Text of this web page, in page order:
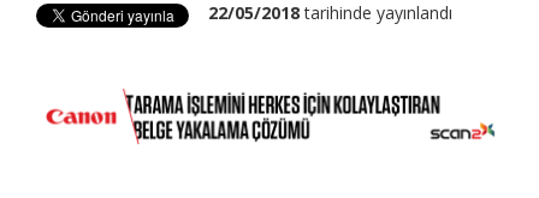
22/05/2018tarihinde yayınlandı